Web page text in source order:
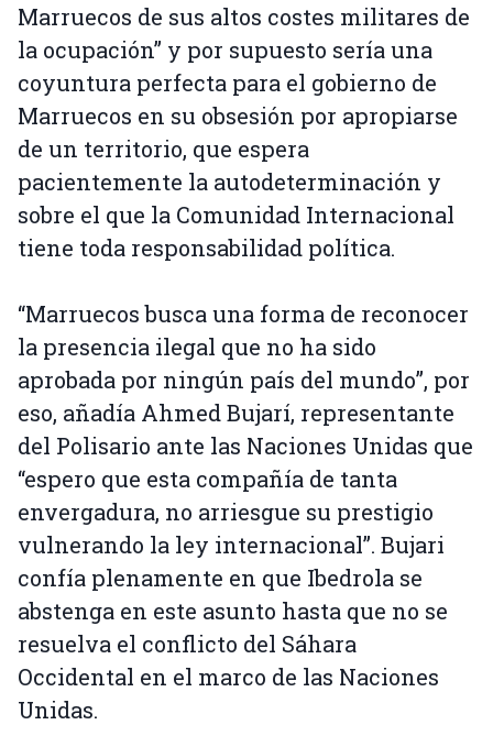
Marruecos de sus altos costes militares de
la ocupación” y por supuesto sería una
coyuntura perfecta para el gobierno de
Marruecos en su obsesión por apropiarse
de un territorio, que espera
pacientemente la autodeterminación y
sobre el que la Comunidad Internacional
tiene toda responsabilidad política.
“Marruecos busca una forma de reconocer
la presencia ilegal que no ha sido
aprobada por ningún país del mundo”, por
eso, añadía Ahmed Bujarí, representante
del Polisario ante las Naciones Unidas que
“espero que esta compañía de tanta
envergadura, no arriesgue su prestigio
vulnerando la ley internacional”. Bujari
confía plenamente en que Ibedrola se
abstenga en este asunto hasta que no se
resuelva el conflicto del Sáhara
Occidental en el marco de las Naciones
Unidas.